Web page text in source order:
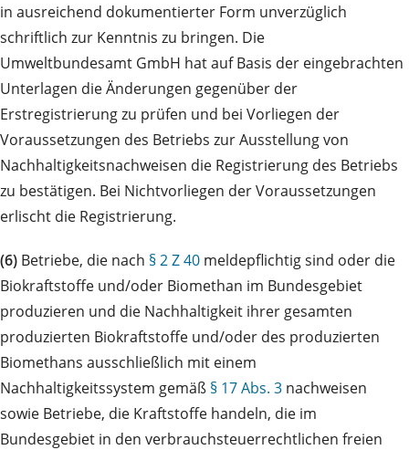
in ausreichend dokumentierter Form unverzüglich
schriftlich zur Kenntnis zu bringen. Die
Umweltbundesamt GmbH hat auf Basis der eingebrachten
Unterlagen die Änderungen gegenüber der
Erstregistrierung zu prüfen und bei Vorliegen der
Voraussetzungen des Betriebs zur Ausstellung von
Nachhaltigkeitsnachweisen die Registrierung des Betriebs
zu bestätigen. Bei Nichtvorliegen der Voraussetzungen
erlischt die Registrierung.
(6) Betriebe, die nach § 2 Z 40 meldepflichtig sind oder die
Biokraftstoffe und/oder Biomethan im Bundesgebiet
produzieren und die Nachhaltigkeit ihrer gesamten
produzierten Biokraftstoffe und/oder des produzierten
Biomethans ausschließlich mit einem
Nachhaltigkeitssystem gemäß § 17 Abs. 3 nachweisen
sowie Betriebe, die Kraftstoffe handeln, die im
Bundesgebiet in den verbrauchsteuerrechtlichen freien